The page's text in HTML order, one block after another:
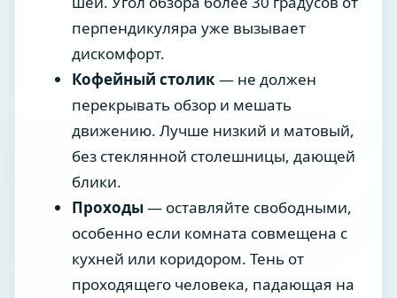
перпендикуляра уже вызывает
дискомфорт.
Кофейный столик— не должен
перекрывать обзор и мешать
движению. Лучше низкий и матовый,
без стеклянной столешницы, дающей
блики.
Проходы— оставляйте свободными,
особенно если комната совмещена с
кухней или коридором. Тень от
проходящего человека, падающая на